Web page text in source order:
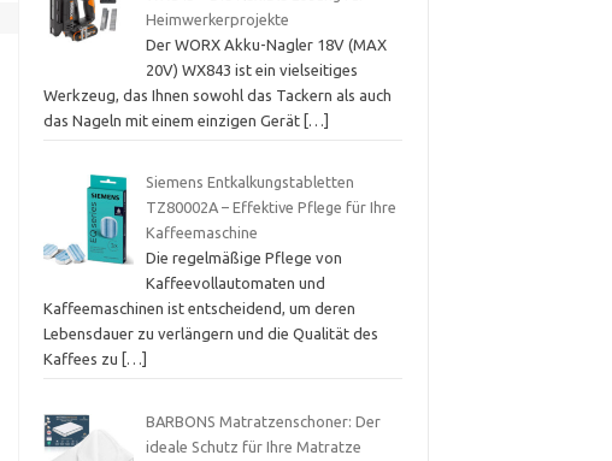
Heimwerkerprojekte
Der WORX Akku-Nagler 18V (MAX
20V) WX843 ist ein vielseitiges
Werkzeug, das Ihnen sowohl das Tackern als auch
das Nageln mit einem einzigen Gerät […]
Siemens Entkalkungstabletten
TZ80002A – Effektive Pflege für Ihre
Kaffeemaschine
Die regelmäßige Pflege von
Kaffeevollautomaten und
Kaffeemaschinen ist entscheidend, um deren
Lebensdauer zu verlängern und die Qualität des
Kaffees zu
[…]
BARBONS Matratzenschoner: Der
ideale Schutz für Ihre Matratze